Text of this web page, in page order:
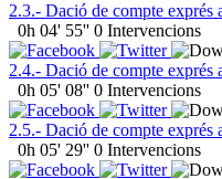
2.3.- Dació de compte
0h 04' 55'' 0 Intervencions
2.4.- Dació de compte exprés
0h 05' 08'' 0 Intervencions
2.5.- Dació de compte
0h 05' 29'' 0 Intervencions